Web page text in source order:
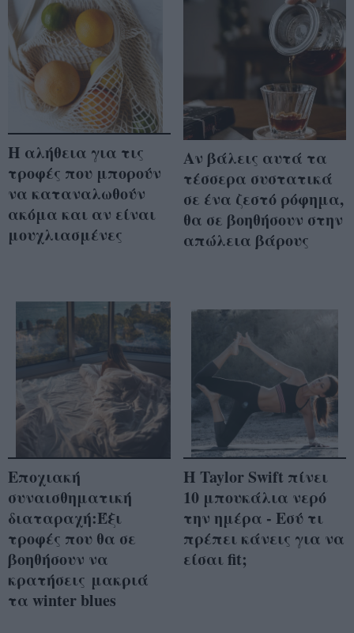
Η αλήθεια για τις
τροφές που μπορούν
να καταναλωθούν
ακόμα και αν είναι
μουχλιασμένες
Αν βάλεις αυτά τα
τέσσερα συστατικά
σε ένα ζεστό ρόφημα,
θα σε βοηθήσουν στην
απώλεια βάρους
Εποχιακή
συναισθηματική
διαταραχή:Έξι
τροφές που θα σε
βοηθήσουν να
κρατήσεις μακριά
τα winter blues
Η Taylor Swift πίνει
10 μπουκάλια νερό
την ημέρα - Εσύ τι
πρέπει κάνεις για να
είσαι fit;